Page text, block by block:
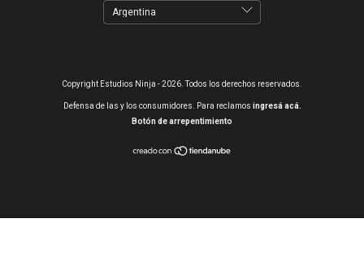
Copyright Estudios Ninja - 2026. Todos los derechos reservados.
Defensa de las y los consumidores. Para reclamos ingresá acá.
Botón de arrepentimiento